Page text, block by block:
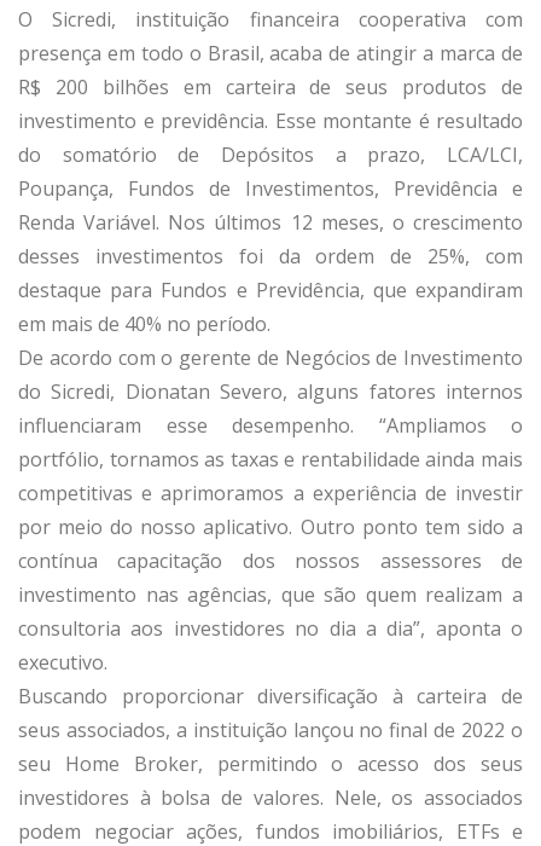
O Sicredi, instituição financeira cooperativa com
presença em todo o Brasil, acaba de atingir a marca de
R$ 200 bilhões em carteira de seus produtos de
investimento e previdência. Esse montante é resultado
do somatório de Depósitos a prazo, LCA/LCI,
Poupança, Fundos de Investimentos, Previdência e
Renda Variável. Nos últimos 12 meses, o crescimento
desses investimentos foi da ordem de 25%, com
destaque para Fundos e Previdência, que expandiram
em mais de 40% no período.
De acordo com o gerente de Negócios de Investimento
do Sicredi, Dionatan Severo, alguns fatores internos
influenciaram esse desempenho. “Ampliamos o
portfólio, tornamos as taxas e rentabilidade ainda mais
competitivas e aprimoramos a experiência de investir
por meio do nosso aplicativo. Outro ponto tem sido a
contínua capacitação dos nossos assessores de
investimento nas agências, que são quem realizam a
consultoria aos investidores no dia a dia”, aponta o
executivo.
Buscando proporcionar diversificação à carteira de
seus associados, a instituição lançou no final de 2022 o
seu Home Broker, permitindo o acesso dos seus
investidores à bolsa de valores. Nele, os associados
podem negociar ações, fundos imobiliários, ETFs e